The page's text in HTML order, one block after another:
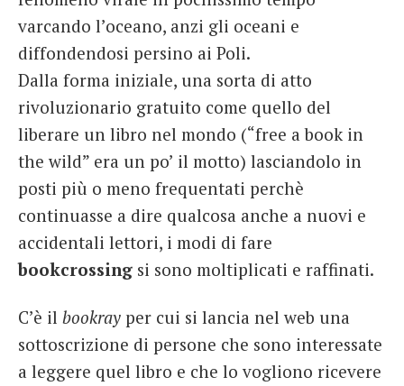
varcando l’oceano, anzi gli oceani e
diffondendosi persino ai Poli.
Dalla forma iniziale, una sorta di atto
rivoluzionario gratuito come quello del
liberare un libro nel mondo (“free a book in
the wild” era un po’ il motto) lasciandolo in
posti più o meno frequentati perchè
continuasse a dire qualcosa anche a nuovi e
accidentali lettori, i modi di fare
bookcrossing si sono moltiplicati e raffinati.
C’è il bookray per cui si lancia nel web una
sottoscrizione di persone che sono interessate
a leggere quel libro e che lo vogliono ricevere